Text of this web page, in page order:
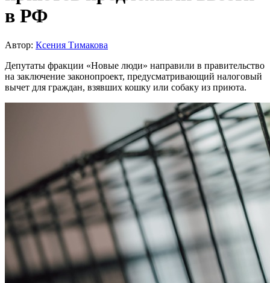
в РФ
Автор: Ксения Тимакова
Депутаты фракции «Новые люди» направили в правительство
на заключение законопроект, предусматривающий налоговый
вычет для граждан, взявших кошку или собаку из приюта.